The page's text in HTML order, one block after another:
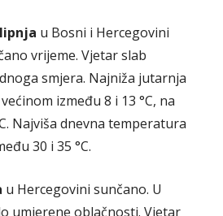
u Bosni i Hercegovini
vrijeme. Vjetar slab
smjera. Najniža jutarnja
između 8 i 13 °C, na
Najviša dnevna temperatura
30 i 35 °C.
u Hercegovini sunčano. U
umjerene oblačnosti. Vjetar